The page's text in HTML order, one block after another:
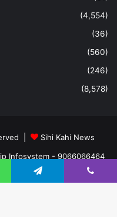
(4,554)
(36)
(560)
(246)
(8,578)
|
Sihi Kahi News
Infosystem - 9066066464
Terms and Conditions
Telegram Viber